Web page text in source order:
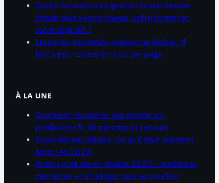
Quelle formation en gestion de patrimoine
choisir selon votre niveau, votre format et
votre objectif ?
Lettre de motivation marketing digital : 4
blocs pour convaincre en une page
À LA UNE
Comment récupérer son argent sur
predissime 9 : démarches et recours
Julien delmas salaire : ce qu’il faut vraiment
savoir en 2026
Action gratuite air liquide 2025 : conditions,
calendrier et stratégie pour en profiter